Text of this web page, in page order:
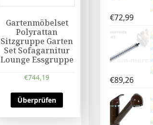
Gartenmöbelset
Polyrattan
Sitzgruppe Garten
Set Sofagarnitur
Lounge Essgruppe
€744,19
Überprüfen
€72,99
€89,26